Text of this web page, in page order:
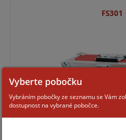
FS301
Vyberte pobočku
Vybráním pobočky ze seznamu se Vám
dostupnost na vybrané pobočce.